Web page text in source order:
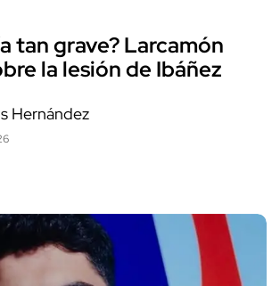
tan grave? Larcamón
la lesión de Ibáñez
Hernández